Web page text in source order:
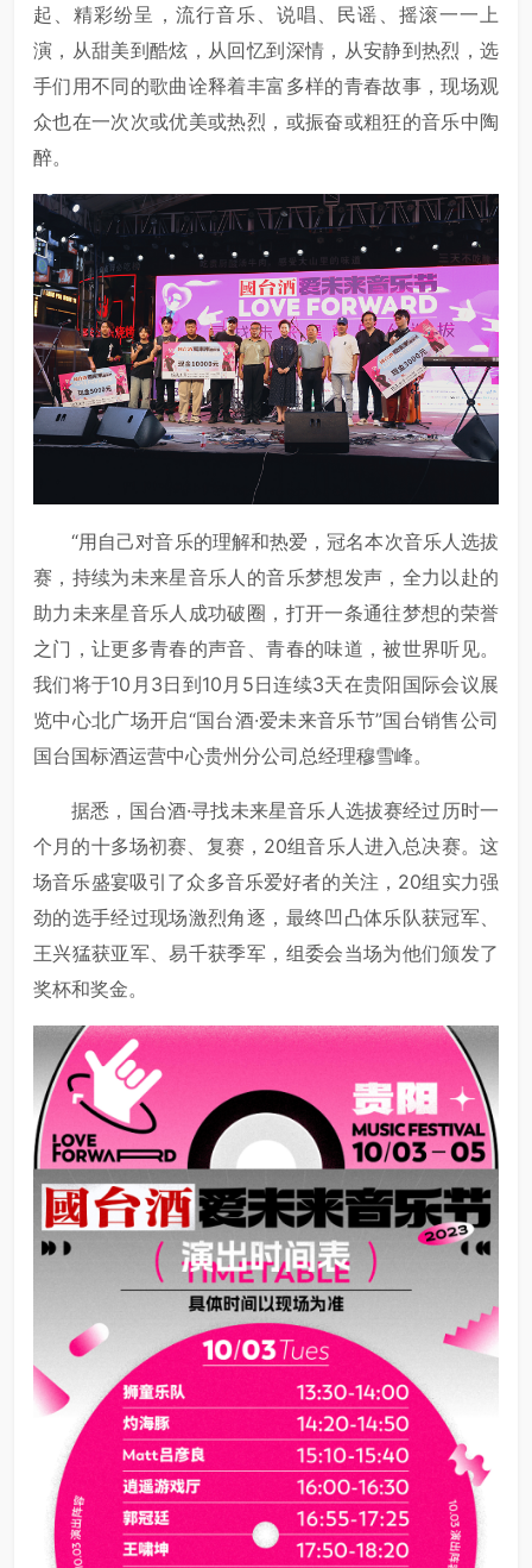
起、精彩纷呈，流行音乐、说唱、民谣、摇滚一一上
演，从甜美到酷炫，从回忆到深情，从安静到热烈，选
手们用不同的歌曲诠释着丰富多样的青春故事，现场观
众也在一次次或优美或热烈，或振奋或粗狂的音乐中陶
醉。
“用自己对音乐的理解和热爱，冠名本次音乐人选拔
赛，持续为未来星音乐人的音乐梦想发声，全力以赴的
助力未来星音乐人成功破圈，打开一条通往梦想的荣誉
之门，让更多青春的声音、青春的味道，被世界听见。
我们将于10月3日到10月5日连续3天在贵阳国际会议展
览中心北广场开启“国台酒·爱未来音乐节”国台销售公司
国台国标酒运营中心贵州分公司总经理穆雪峰。
据悉，国台酒·寻找未来星音乐人选拔赛经过历时一
个月的十多场初赛、复赛，20组音乐人进入总决赛。这
场音乐盛宴吸引了众多音乐爱好者的关注，20组实力强
劲的选手经过现场激烈角逐，最终凹凸体乐队获冠军、
王兴猛获亚军、易千获季军，组委会当场为他们颁发了
奖杯和奖金。